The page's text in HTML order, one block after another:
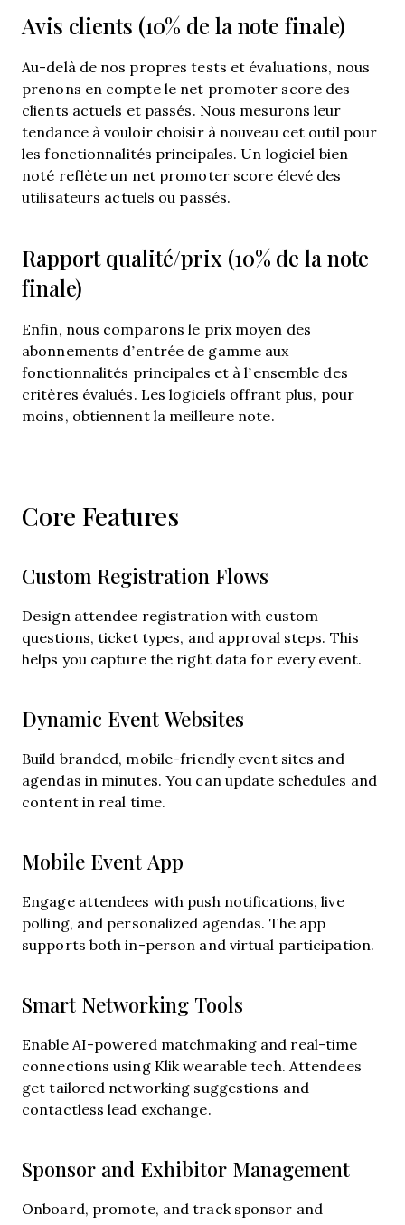
Avis clients (10% de la note finale)
Au-delà de nos propres tests et évaluations, nous
prenons en compte le net promoter score des
clients actuels et passés. Nous mesurons leur
tendance à vouloir choisir à nouveau cet outil pour
les fonctionnalités principales. Un logiciel bien
noté reflète un net promoter score élevé des
utilisateurs actuels ou passés.
Rapport qualité/prix (10% de la note
finale)
Enfin, nous comparons le prix moyen des
abonnements d’entrée de gamme aux
fonctionnalités principales et à l’ensemble des
critères évalués. Les logiciels offrant plus, pour
moins, obtiennent la meilleure note.
Core Features
Custom Registration Flows
Design attendee registration with custom
questions, ticket types, and approval steps. This
helps you capture the right data for every event.
Dynamic Event Websites
Build branded, mobile-friendly event sites and
agendas in minutes. You can update schedules and
content in real time.
Mobile Event App
Engage attendees with push notifications, live
polling, and personalized agendas. The app
supports both in-person and virtual participation.
Smart Networking Tools
Enable AI-powered matchmaking and real-time
connections using Klik wearable tech. Attendees
get tailored networking suggestions and
contactless lead exchange.
Sponsor and Exhibitor Management
Onboard, promote, and track sponsor and